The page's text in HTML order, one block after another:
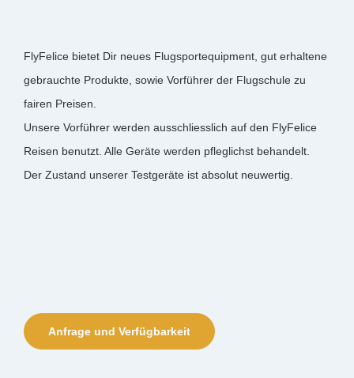
FlyFelice bietet Dir neues Flugsportequipment, gut erhaltene
gebrauchte Produkte, sowie Vorführer der Flugschule zu
fairen Preisen.
Unsere Vorführer werden ausschliesslich auf den FlyFelice
Reisen benutzt. Alle Geräte werden pfleglichst behandelt.
Der Zustand unserer Testgeräte ist absolut neuwertig.
Anfrage und Verfügbarkeit